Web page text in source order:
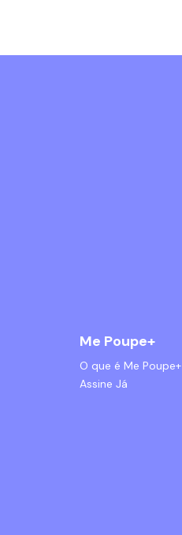
Me Poupe+
O que é Me Poupe+
Assine Já